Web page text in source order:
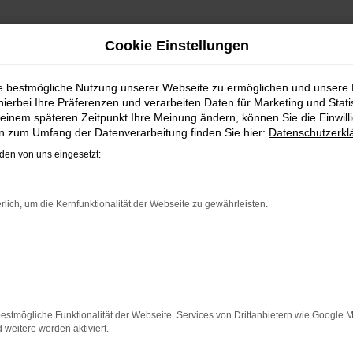
|
BALD IM VW TIGUAN
sammelt, wird schnell fündig. Das Fahrzeug ist wie
zum Detail. Hinzu kommt, dass in puncto
Sicherheit widerspiegelt. Und dann ist da noch das
Jahreswagen eine perfekte Wahl, alldieweil Sie
paar Tipps, die dir helfen können:
Cookie Einstellungen
bestmögliche Nutzung unserer Webseite zu ermöglichen und unsere
Ihre Präferenzen und verarbeiten Daten für Marketing und
späteren Zeitpunkt Ihre Meinung ändern, können Sie die
zum Umfang der Datenverarbeitung finden Sie hier:
von uns eingesetzt:
um die Kernfunktionalität der Webseite zu gewährleisten.
Funktionalität der Webseite. Services von Drittanbietern wie Google
weitere werden aktiviert.